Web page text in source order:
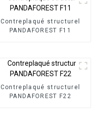
Contreplaqué structurel
PANDAFOREST F11
Contreplaqué structurel
PANDAFOREST F22